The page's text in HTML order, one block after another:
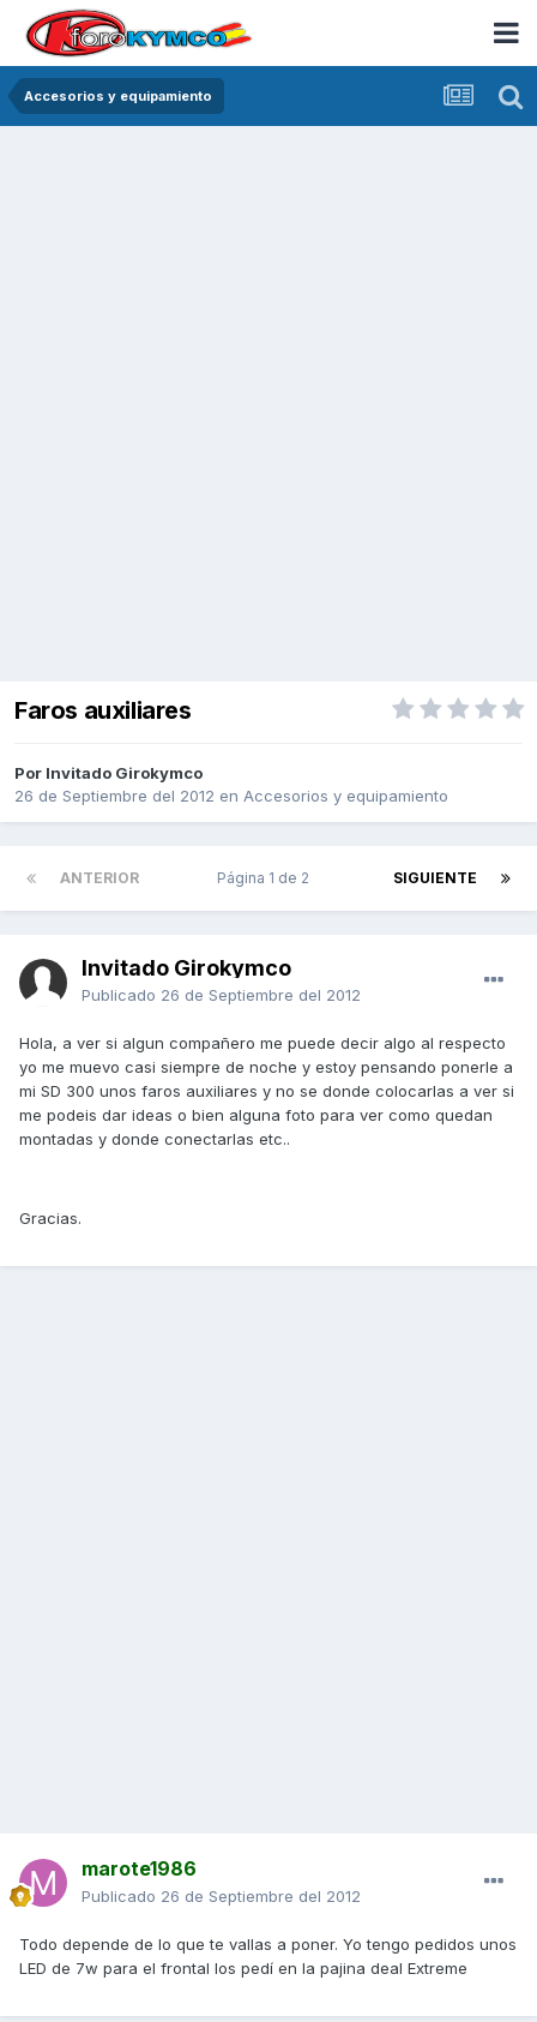
Accesorios y equipamiento
Faros auxiliares
Por Invitado Girokymco
26 de Septiembre del 2012 en Accesorios y equipamiento
ANTERIOR SIGUIENTE
Página 1 de 2
Invitado Girokymco
Publicado 26 de Septiembre del 2012
Hola, a ver si algun compañero me puede decir algo al respecto
yo me muevo casi siempre de noche y estoy pensando ponerle a
mi SD 300 unos faros auxiliares y no se donde colocarlas a ver si
me podeis dar ideas o bien alguna foto para ver como quedan
montadas y donde conectarlas etc..
Gracias.
marote1986
Publicado 26 de Septiembre del 2012
Todo depende de lo que te vallas a poner. Yo tengo pedidos unos
LED de 7w para el frontal los pedí en la pajina deal Extreme